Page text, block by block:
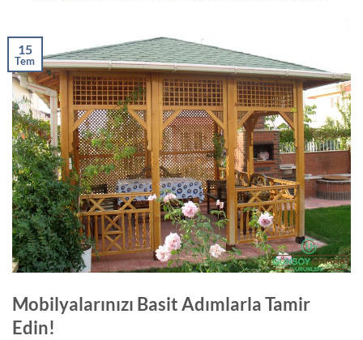
15
Tem
Mobilyalarınızı Basit Adımlarla Tamir
Edin!